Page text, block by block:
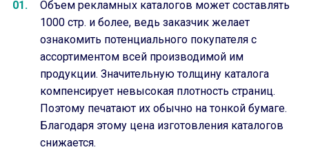
Объем рекламных каталогов может составлять
1000 стр. и более, ведь заказчик желает
ознакомить потенциального покупателя с
ассортиментом всей производимой им
продукции. Значительную толщину каталога
компенсирует невысокая плотность страниц.
Поэтому печатают их обычно на тонкой бумаге.
Благодаря этому цена изготовления каталогов
снижается.